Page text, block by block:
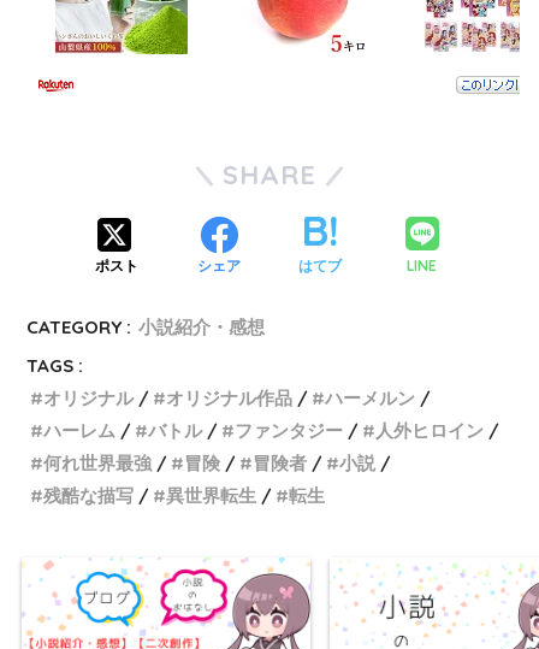
SHARE
ポスト シェア はてブ LINE
CATEGORY : 小説紹介・感想
TAGS :
オリジナル
オリジナル作品
ハーメルン
ハーレム
バトル ファンタジー
人外ヒロイン
何れ世界最強
冒険 冒険者
小説
残酷な描写
異世界転生 転生